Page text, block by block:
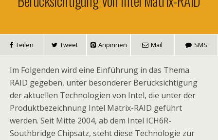
Teilen Tweet Anpinnen Mail SMS
Im Folgenden wird eine Einführung in das Thema
RAID gegeben, unter besonderer Berücksichtigung
der aktuellen Technologien von Intel, die unter der
Produktbezeichnung Intel Matrix-RAID geführt
werden. Seit Mitte 2004, ab dem Intel ICH6R-
Southbridge Chipsatz, steht diese Technologie zur